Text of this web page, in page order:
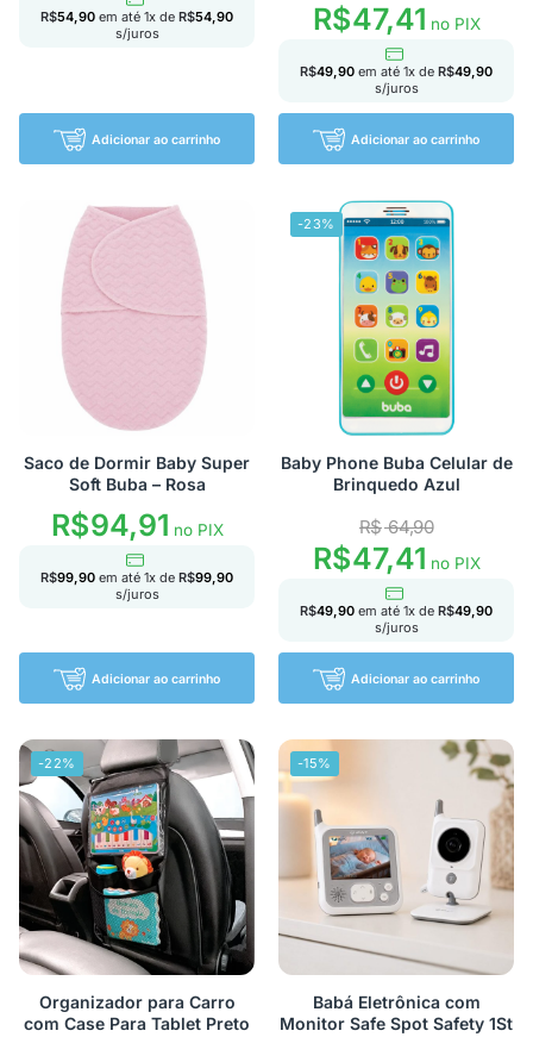
R$54,90 em até 1x de R$54,90
s/juros
Adicionar ao carrinho
R$47,41 no PIX
R$49,90 em até 1x de R$49,90
s/juros
Adicionar ao carrinho
Saco de Dormir Baby Super
Soft Buba – Rosa
R$94,91 no PIX
R$99,90 em até 1x de R$99,90
s/juros
Adicionar ao carrinho
-23%
Baby Phone Buba Celular de
Brinquedo Azul
R$64,90
R$47,41 no PIX
R$49,90 em até 1x de R$49,90
s/juros
Adicionar ao carrinho
-22%
Organizador para Carro
com Case Para Tablet Preto
-15%
Babá Eletrônica com
Monitor Safe Spot Safety 1St